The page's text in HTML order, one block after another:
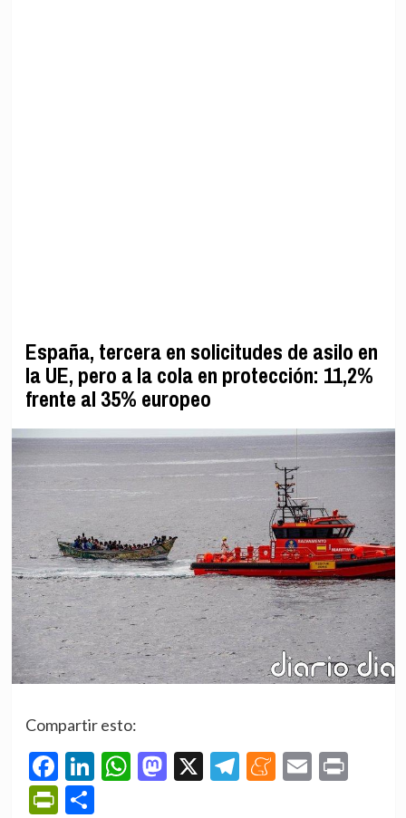
España, tercera en solicitudes de asilo en
la UE, pero a la cola en protección: 11,2%
frente al 35% europeo
Compartir esto:
Facebook
LinkedIn
WhatsApp
Mastodon
X Telegram
Meneame
Email
PrintFriendly
Compartir